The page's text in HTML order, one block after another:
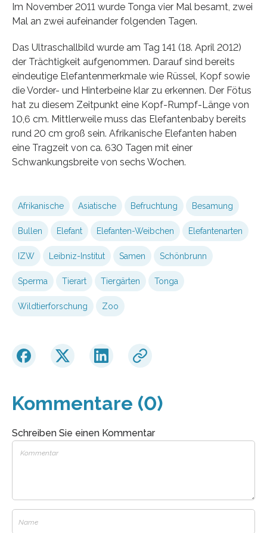
Im November 2011 wurde Tonga vier Mal besamt, zwei
Mal an zwei aufeinander folgenden Tagen.
Das Ultraschallbild wurde am Tag 141 (18. April 2012)
der Trächtigkeit aufgenommen. Darauf sind bereits
eindeutige Elefantenmerkmale wie Rüssel, Kopf sowie
die Vorder- und Hinterbeine klar zu erkennen. Der Fötus
hat zu diesem Zeitpunkt eine Kopf-Rumpf-Länge von
10,6 cm. Mittlerweile muss das Elefantenbaby bereits
rund 20 cm groß sein. Afrikanische Elefanten haben
eine Tragzeit von ca. 630 Tagen mit einer
Schwankungsbreite von sechs Wochen.
Afrikanische Asiatische Befruchtung Besamung
Bullen Elefant Elefanten-Weibchen Elefantenarten
IZW Leibniz-Institut Samen Schönbrunn
Sperma Tierart Tiergärten Tonga
Wildtierforschung Zoo
Kommentare (0)
Schreiben Sie einen Kommentar